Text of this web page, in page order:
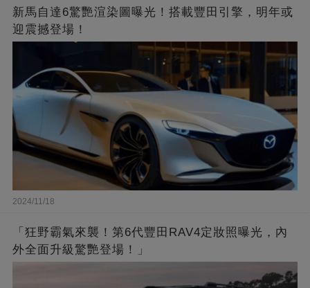
新馬自達6驚艷渲染圖曝光！搭載豐田引擎，明年或
迎震撼登場！
2024/11/18
「狂野霸氣來襲！第6代豐田RAV4定妝照曝光，內
外全面升級驚艷登場！」